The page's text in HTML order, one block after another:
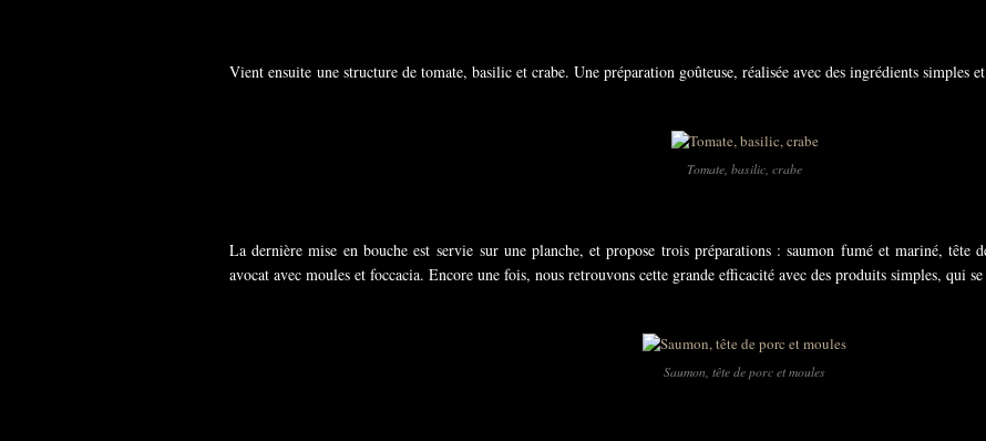
Vient ensuite une structure de tomate, basilic et crabe. Une préparation goûteuse, réalisée avec des ingrédients simples
Tomate, basilic, crabe
La dernière mise en bouche est servie sur une planche, et propose trois préparations : saumon fumé et mariné, tête
avocat avec moules et foccacia. Encore une fois, nous retrouvons cette grande efficacité avec des produits simples, qui
Saumon, tête de porc et moules